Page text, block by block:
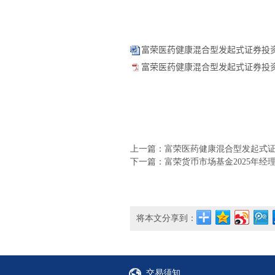
富荣医药健康混合型发起式证券投
富荣医药健康混合型发起式证券
上一篇：富荣医药健康混合型发起式
下一篇：富荣货币市场基金2025年经
将本文分享到：